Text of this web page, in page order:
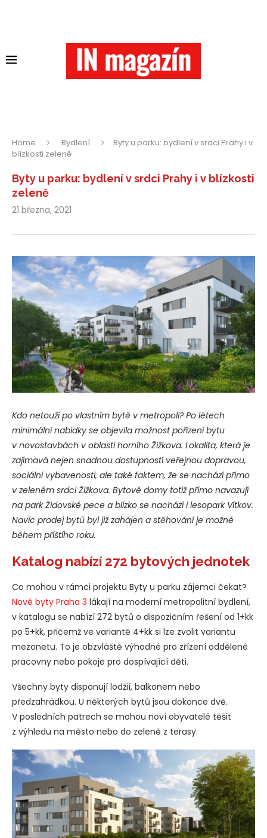
Home Bydlení
Byty u parku: bydlení v srdci Prahy i v
blízkosti zeleně
Byty u parku: bydlení v srdci Prahy i v blízkosti
zeleně
21 března, 2021
Kdo netouží po vlastním bytě v metropoli? Po létech
minimální nabídky se objevila možnost pořízení bytu
v novostavbách v oblasti horního Žižkova. Lokalita, která je
zajímavá nejen snadnou dostupností veřejnou dopravou,
sociální vybavenosti, ale také faktem, že se nachází přímo
v zeleném srdci Žižkova. Bytové domy totiž přímo navazují
na park Židovské pece a blízko se nachází i lesopark Vítkov.
Navíc prodej bytů byl již zahájen a stěhování je možné
během příštího roku.
Katalog nabízí 272 bytových jednotek
Co mohou v rámci projektu Byty u parku zájemci čekat?
Nové byty Praha 3 lákají na moderní metropolitní bydlení,
v katalogu se nabízí 272 bytů o dispozičním řešení od 1+kk
po 5+kk, přičemž ve variantě 4+kk si lze zvolit variantu
mezonetu. To je obzvláště výhodné pro zřízení oddělené
pracovny nebo pokoje pro dospívající děti.
Všechny byty disponují lodžií, balkonem nebo
předzahrádkou. U některých bytů jsou dokonce dvě.
V posledních patrech se mohou noví obyvatelé těšit
z výhledu na město nebo do zeleně z terasy.